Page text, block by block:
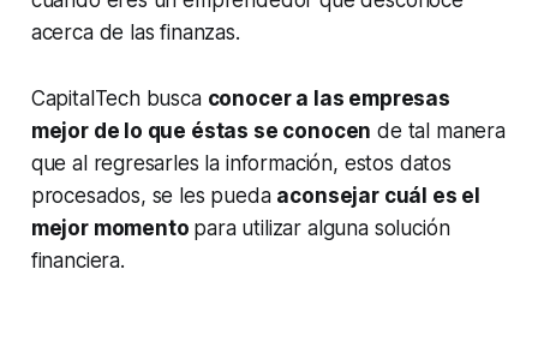
acerca de las finanzas.
CapitalTech busca conocer a las empresas
mejor de lo que éstas se conocen de tal manera
que al regresarles la información, estos datos
procesados, se les pueda aconsejar cuál es el
mejor momento para utilizar alguna solución
financiera.